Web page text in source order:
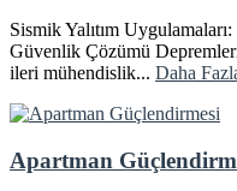
Sismik Yalıtım
Güvenlik Çözümü
ileri mühendislik... Daha
Apartman